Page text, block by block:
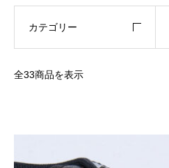
全33商品を表示
カテゴリー